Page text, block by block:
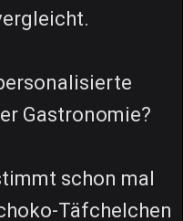
Gastronomie?
schon mal
Täfchelchen